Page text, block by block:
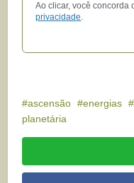
Ao clicar, você concorda
privacidade.
ascensão energias
planetária